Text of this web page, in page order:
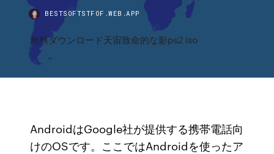
BESTSOFTSTFOF.WEB.APP
無料ダウンロード天宙致命的な影ps2 iso
AndroidはGoogle社が提供する携帯電話向
けのOSです。ここではAndroidを使ったア